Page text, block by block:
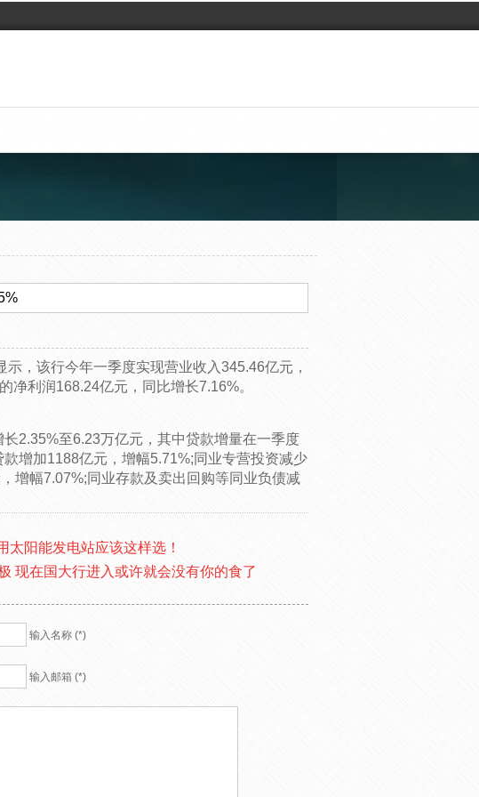
，该行今年一季度实现营业收入345.46亿元，
净利润168.24亿元，同比增长7.16%。
2.35%至6.23万亿元，其中贷款增量在一季度
增加1188亿元，增幅5.71%;同业专营投资减少
增幅7.07%;同业存款及卖出回购等同业负债减
太阳能发电站应该这样选！
现在国大行进入或许就会没有你的食了
输入名称 (*)
输入邮箱 (*)